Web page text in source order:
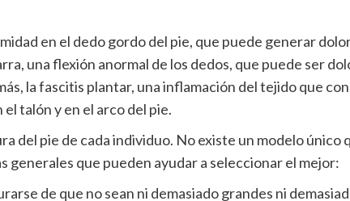
en el dedo gordo del pie, que puede generar
una flexión anormal de los dedos, que puede ser
la fascitis plantar, una inflamación del tejido que
talón y en el arco del pie.
del pie de cada individuo. No existe un modelo único
generales que pueden ayudar a seleccionar el mejor:
de que no sean ni demasiado grandes ni